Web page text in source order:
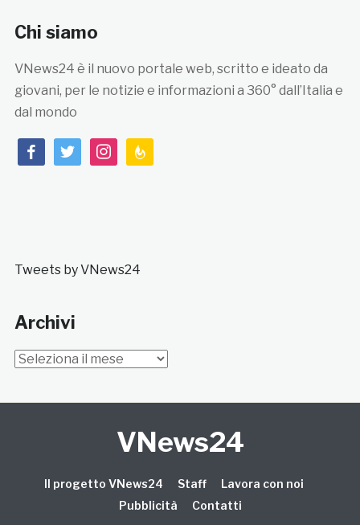
Chi siamo
VNews24 è il nuovo portale web, scritto e ideato da
giovani, per le notizie e informazioni a 360° dall’Italia e
dal mondo
facebooktwitterinstagramfeedburner
Tweets by VNews24
Archivi
Archivi
VNews24
Il progetto VNews24 Staff
Lavora con noi
Pubblicità
Contatti